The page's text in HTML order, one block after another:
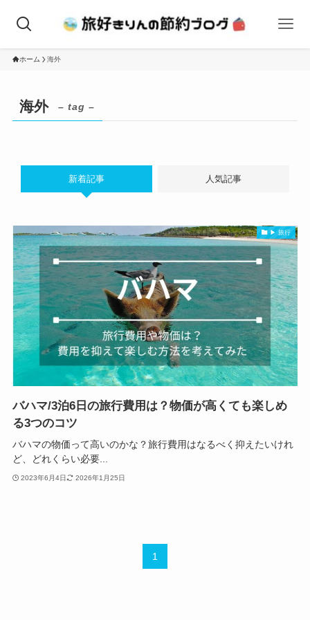
ホーム 海外
海外 – tag –
新着記事 人気記事
▶ 旅行
バハマ/3泊6日の旅行費用は？物価が高くても楽しめ
る3つのコツ
バハマの物価って高いのかな？旅行費用はなるべく抑えたいけれ
ど、どれくらい必要...
2023年6月4日 2026年1月25日
1